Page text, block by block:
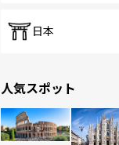
日本
人気スポット